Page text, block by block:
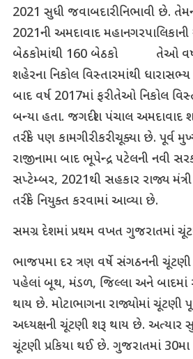
2021 સુધી જવાબદારી નિભાવી છે.
2021ની અમદાવાદ
બેઠકોમાંથી 160 બેઠકો તેઓ વર્ષ
શહેરના નિકોલ વિસ્તારમાંથી ધારાસભ્ય
બાદ વર્ષ 2017માં ફરી તેઓ નિકોલ
બન્યા હતા. જગદીશ પંચાલ અમદાવાદ
તરીકે પણ કામગીરી કરી ચૂક્યા છે. પૂર્વ
રાજીનામા બાદ ભૂપેન્દ્ર પટેલની નવી
સપ્ટેમ્બર, 2021થી સહકાર રાજ્ય મંત્રી
તરીકે નિયુક્ત કરવામાં આવ્યા છે.
સમગ્ર દેશમાં પ્રથમ વખત ગુજરાતમાં
ભાજપમા દર ત્રણ વર્ષે સંગઠનની
પહેલાં બૂથ, મંડળ, જિલ્લા અને બાદમાં
થાય છે. મોટાભાગના રાજ્યોમાં ચૂંટણી
અધ્યક્ષની ચૂંટણી શરૂ થાય છે. અત્યાર
ચૂંટણી પ્રકિયા થઈ છે. ગુજરાતમાં 30મા